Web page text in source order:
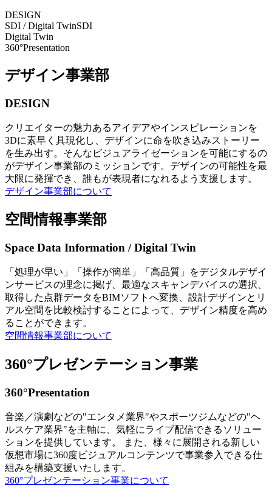
DESIGN
SDI / Digital TwinSDI
Digital Twin
360°Presentation
デザイン事業部
DESIGN
クリエイターの魅力あるアイデアやインスピレーションを
3Dに素早く具現化し、デザインに命を吹き込みストーリー
を生み出す。そんなビジュアライゼーションを可能にするの
がデザイン事業部のミッションです。デザインの可能性を最
大限に発揮でき、誰もが表現者になれるよう支援します。
デザイン事業部について
空間情報事業部
Space Data Information / Digital Twin
「処理が早い」「操作が簡単」「高品質」をデジタルデザイ
ンサービスの理念に掲げ、最適なスキャンデバイスの選択、
取得した点群データをBIMソフトへ変換、設計デザインとリ
アル空間を比較検討することによって、デザイン精度を高め
ることができます。
空間情報事業部について
360°プレゼンテーション事業
360°Presentation
音楽／演劇などの"エンタメ業界"やスポーツジムなどの"ヘ
ルスケア業界"を主軸に、気軽にライブ配信できるソリュー
ションを提供しています。 また、様々に展開される新しい
仮想市場に360度ビジュアルコンテンツで事業参入できる仕
組みを構築支援いたします。
360°プレゼンテーション事業について